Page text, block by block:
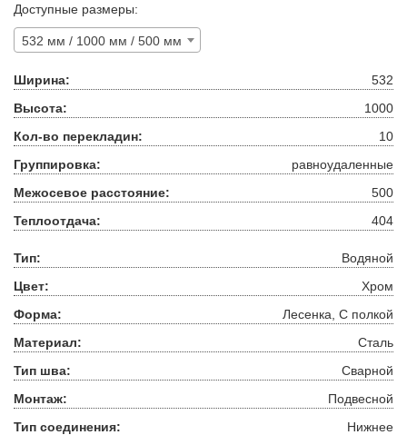
Доступные размеры:
532 мм / 1000 мм / 500 мм
Ширина:
532
Высота:
1000
Кол-во перекладин:
10
Группировка:
равноудаленные
Межосевое расстояние:
500
Теплоотдача:
404
Тип:
Водяной
Цвет:
Хром
Форма:
Лесенка, С полкой
Материал:
Сталь
Тип шва:
Сварной
Монтаж:
Подвесной
Тип соединения:
Нижнее